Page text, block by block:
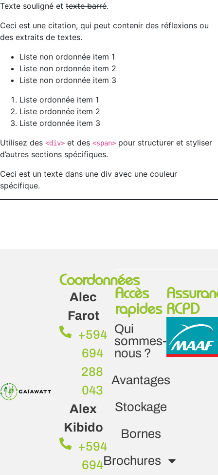
Texte souligné et texte barré.
Ceci est une citation, qui peut contenir des réflexions ou
des extraits de textes.
Liste non ordonnée item 1
Liste non ordonnée item 2
Liste non ordonnée item 3
Liste ordonnée item 1
Liste ordonnée item 2
Liste ordonnée item 3
Utilisez des <div> et des <span> pour structurer et styliser
d’autres sections spécifiques.
Ceci est un texte dans une div avec une couleur
spécifique.
Coordonnées
Alec
Farot
+594
694
288
043
Alex
Kibido
+594
694
Accès
rapides
Qui
sommes-
nous ?
Avantages
Stockage
Bornes
Brochures
RCPD